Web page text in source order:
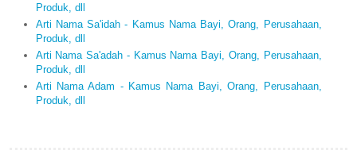
Produk, dll
Arti Nama Sa'idah - Kamus Nama Bayi, Orang, Perusahaan,
Produk, dll
Arti Nama Sa'adah - Kamus Nama Bayi, Orang, Perusahaan,
Produk, dll
Arti Nama Adam - Kamus Nama Bayi, Orang, Perusahaan,
Produk, dll